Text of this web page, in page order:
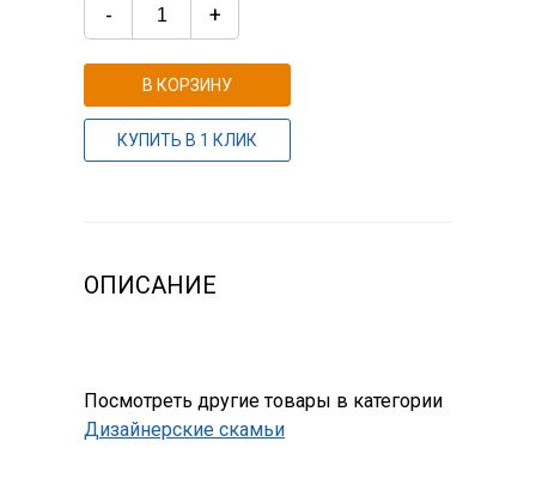
- +
В КОРЗИНУ
КУПИТЬ В 1 КЛИК
ОПИСАНИЕ
Посмотреть другие товары в категории
Дизайнерские скамьи